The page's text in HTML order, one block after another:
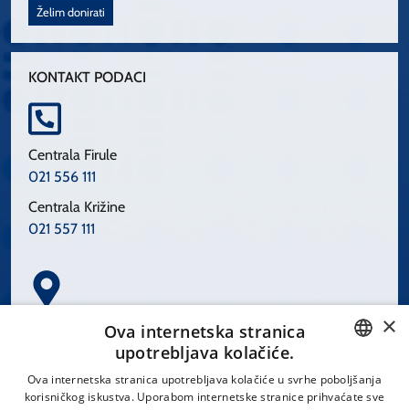
Želim donirati
KONTAKT PODACI
Centrala Firule
021 556 111
Centrala Križine
021 557 111
Spinčićeva 1, 21000 Split
CROATIAN
×
Ova internetska stranica
upotrebljava kolačiće.
Ova internetska stranica upotrebljava kolačiće u svrhe poboljšanja
korisničkog iskustva. Uporabom internetske stranice prihvaćate sve